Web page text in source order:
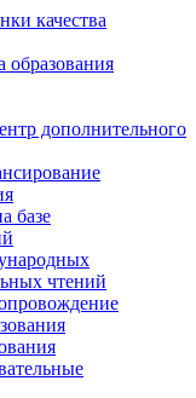
качества
образования
дополнительного
базе
чтений